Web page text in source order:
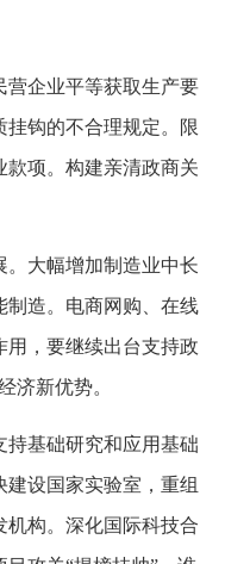
营企业平等获取生产要
钩的不合理规定。限
项。构建亲清政商关
。大幅增加制造业中长
制造。电商网购、在线
用，要继续出台支持政
济新优势。
持基础研究和应用基础
设国家实验室，重组
机构。深化国际科技合